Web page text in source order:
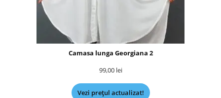
Camasa lunga Georgiana 2
99,00 lei
Vezi prețul actualizat!